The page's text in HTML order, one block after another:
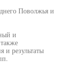
Поволжья и
и
и результаты